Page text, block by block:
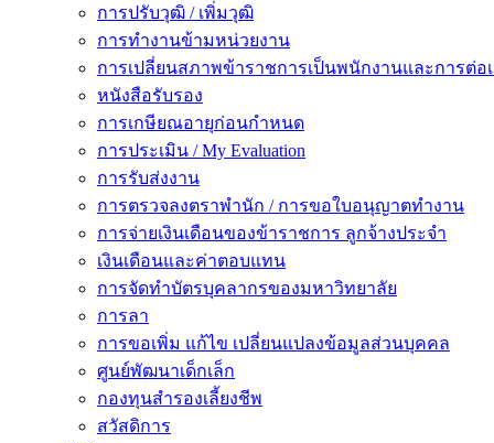
การปรับวุฒิ / เพิ่มวุฒิ
การทำงานข้ามหน่วยงาน
การเปลี่ยนสภาพข้าราชการเป็นพนักงานและการต่อ
หนังสือรับรอง
การเกษียณอายุก่อนกำหนด
การประเมิน / My Evaluation
การรับส่งงาน
การตรวจลงตราพำนัก / การขอใบอนุญาตทำงาน
การจ่ายเงินเดือนของข้าราชการ ลูกจ้างประจำ
เงินเดือนและค่าตอบแทน
การจัดทำบัตรบุคลากรของมหาวิทยาลัย
การลา
การขอเพิ่ม แก้ไข เปลี่ยนแปลงข้อมูลส่วนบุคคล
ศูนย์พัฒนาเด็กเล็ก
กองทุนสำรองเลี้ยงชีพ
สวัสดิการ